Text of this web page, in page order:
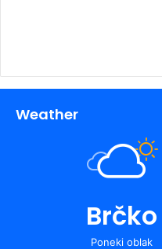
Weather
Brčko
Poneki oblak